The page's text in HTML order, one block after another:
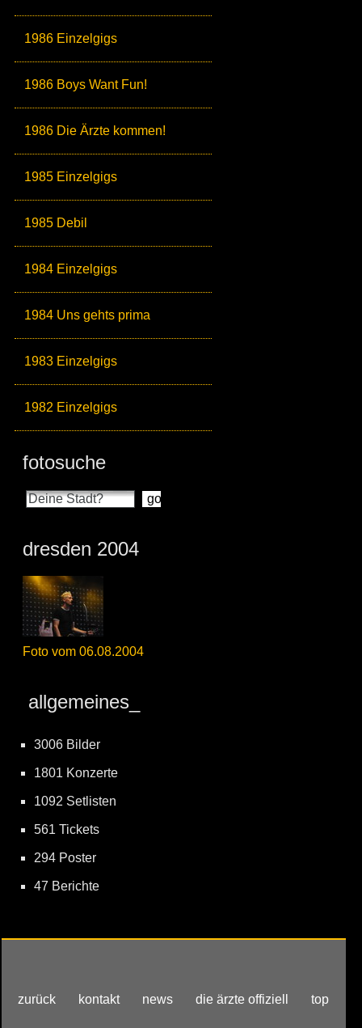
1986 Einzelgigs
1986 Boys Want Fun!
1986 Die Ärzte kommen!
1985 Einzelgigs
1985 Debil
1984 Einzelgigs
1984 Uns gehts prima
1983 Einzelgigs
1982 Einzelgigs
fotosuche
dresden 2004
Foto vom 06.08.2004
allgemeines_
3006 Bilder
1801 Konzerte
1092 Setlisten
561 Tickets
294 Poster
47 Berichte
zurück kontakt news die ärzte offiziell top